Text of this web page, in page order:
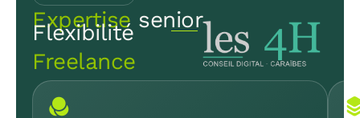
Expertise senior
Flexibilité
Freelance